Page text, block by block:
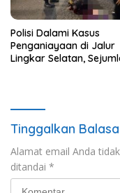
Polisi Dalami Kasus
Penganiayaan di Jalur
Lingkar Selatan,
Tinggalkan
Alamat email Anda
ditandai *